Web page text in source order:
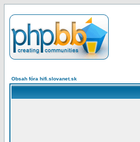
Obsah fóra hifi.slovanet.sk